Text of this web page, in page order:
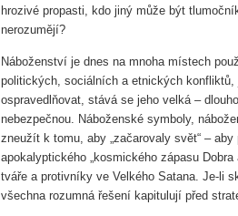
hrozivé propasti, kdo jiný může být
nerozumějí?
Náboženství je dnes na mnoha místech
politických, sociálních a etnických
ospravedlňovat, stává se jeho velká –
nebezpečnou. Náboženské symboly,
zneužít k tomu, aby „začarovaly svět“ –
apokalyptického „kosmického zápasu
tváře a protivníky ve Velkého Satana. Je-li
všechna rozumná řešení kapitulují před